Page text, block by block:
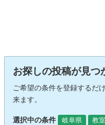
お探しの投稿が見つ
ご希望の条件を登録するだ
来ます。
選択中の条件 岐阜県 教